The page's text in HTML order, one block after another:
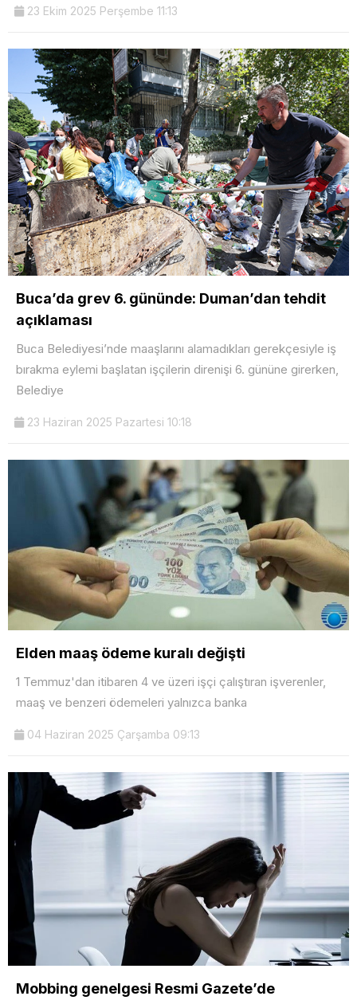
23 Ekim 2025 Perşembe 11:13
Buca’da grev 6. gününde: Duman’dan tehdit
açıklaması
Buca Belediyesi’nde maaşlarını alamadıkları gerekçesiyle iş
bırakma eylemi başlatan işçilerin direnişi 6. gününe girerken,
Belediye
23 Haziran 2025 Pazartesi 10:18
Elden maaş ödeme kuralı değişti
1 Temmuz'dan itibaren 4 ve üzeri işçi çalıştıran işverenler,
maaş ve benzeri ödemeleri yalnızca banka
04 Haziran 2025 Çarşamba 09:13
Mobbing genelgesi Resmi Gazete’de